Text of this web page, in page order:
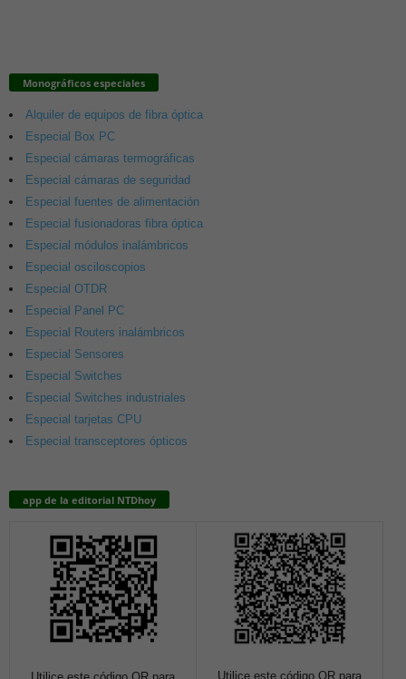
Monográficos especiales
Alquiler de equipos de fibra óptica
Especial Box PC
Especial cámaras termográficas
Especial cámaras de seguridad
Especial fuentes de alimentación
Especial fusionadoras fibra óptica
Especial módulos inalámbricos
Especial osciloscopios
Especial OTDR
Especial Panel PC
Especial Routers inalámbricos
Especial Sensores
Especial Switches
Especial Switches industriales
Especial tarjetas CPU
Especial transceptores ópticos
app de la editorial NTDhoy
Utilice este código QR para